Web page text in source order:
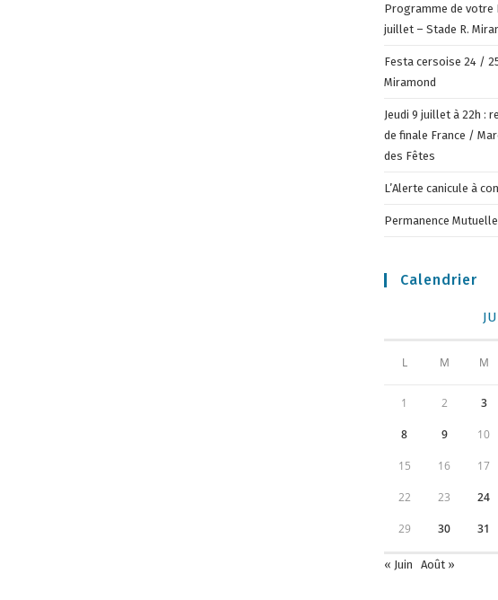
Programme de votre
juillet – Stade R.
Festa cersoise 24 /
Miramond
Jeudi 9 juillet à 22h :
de finale France /
des Fêtes
L’Alerte canicule à
Permanence
Calendrier
L M M
1 2 3
8 9 10
15 16 17
22 23 24
29 30 31
« Juin Août »